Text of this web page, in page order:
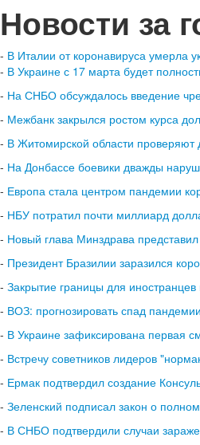
Новости за
- В Италии от коронавируса умерла
- В Украине с 17 марта будет
- На СНБО обсуждалось введение
- Межбанк закрылся ростом курса
- В Житомирской области проверяют
- На Донбассе боевики дважды
- Европа стала центром пандемии
- НБУ потратил почти миллиард
- Новый глава Минздрава
- Президент Бразилии заразился
- Закрытие границы для
- ВОЗ: прогнозировать спад
- В Украине зафиксирована первая
- Встречу советников лидеров
- Ермак подтвердил создание
- Зеленский подписал закон о
- В СНБО подтвердили случаи